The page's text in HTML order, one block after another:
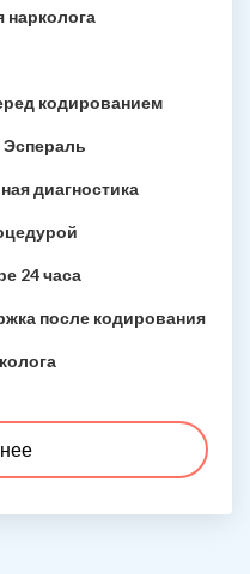
нарколога
кодированием
диагностика
24 часа
после кодирования